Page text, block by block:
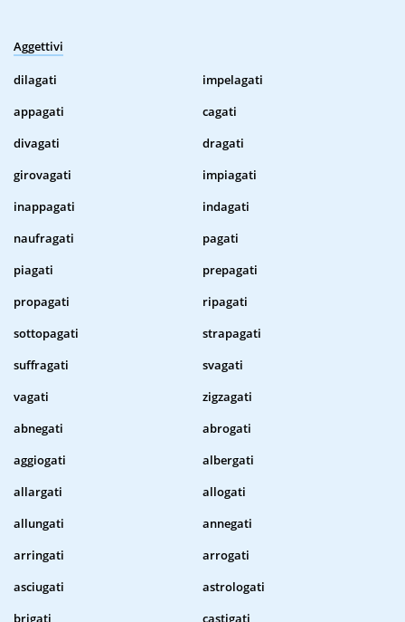
Aggettivi
dilagati
impelagati
appagati
cagati
divagati
dragati
girovagati
impiagati
inappagati
indagati
naufragati
pagati
piagati
prepagati
propagati
ripagati
sottopagati
strapagati
suffragati
svagati
vagati
zigzagati
abnegati
abrogati
aggiogati
albergati
allargati
allogati
allungati
annegati
arringati
arrogati
asciugati
astrologati
brigati
castigati